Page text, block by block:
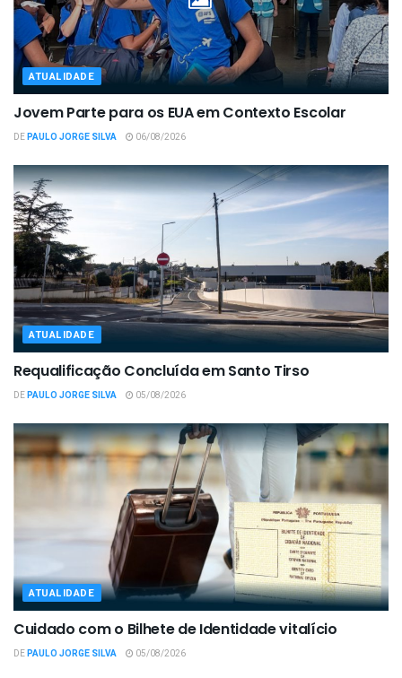
ATUALIDADE
Jovem Parte para os EUA em Contexto Escolar
DEPAULO JORGE SILVA 06/08/2026
ATUALIDADE
Requalificação Concluída em Santo Tirso
DEPAULO JORGE SILVA 05/08/2026
ATUALIDADE
Cuidado com o Bilhete de Identidade vitalício
DEPAULO JORGE SILVA 05/08/2026